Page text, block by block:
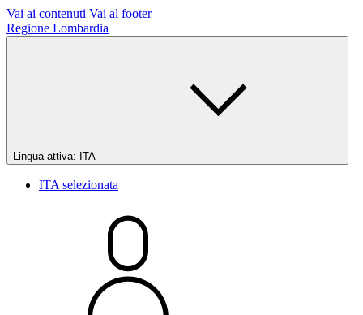
Vai ai contenuti Vai al footer
Regione Lombardia
Lingua attiva: ITA
ITA selezionata